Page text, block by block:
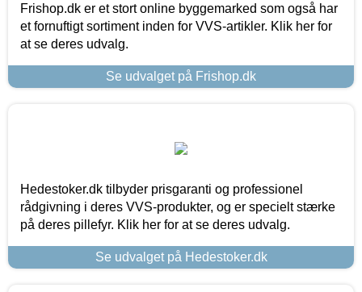
Frishop.dk er et stort online byggemarked som også har
et fornuftigt sortiment inden for VVS-artikler. Klik her for
at se deres udvalg.
Se udvalget på Frishop.dk
Hedestoker.dk tilbyder prisgaranti og professionel
rådgivning i deres VVS-produkter, og er specielt stærke
på deres pillefyr. Klik her for at se deres udvalg.
Se udvalget på Hedestoker.dk